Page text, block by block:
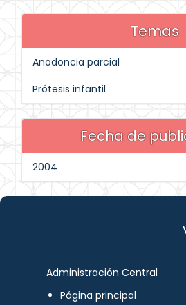
Temas
Anodoncia parcial
Prótesis infantil
Fecha de
2004
Administración Central
Página principal